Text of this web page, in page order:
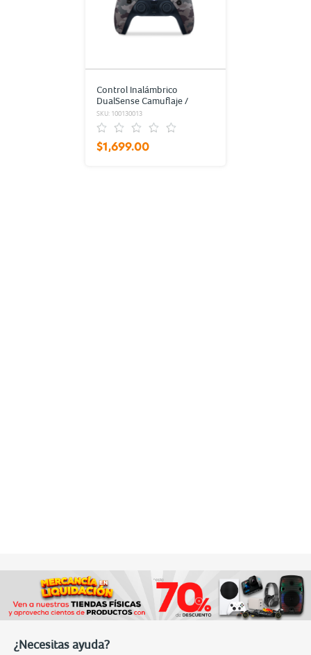
Control Inalámbrico
DualSense Camuflaje /
PlayStation 5
SKU: 100130013
$1,699.00
¿Necesitas ayuda?